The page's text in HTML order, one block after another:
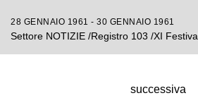
28 GENNAIO 1961 - 30 GENNAIO 1961
Settore NOTIZIE /Registro 103 /XI
successiva